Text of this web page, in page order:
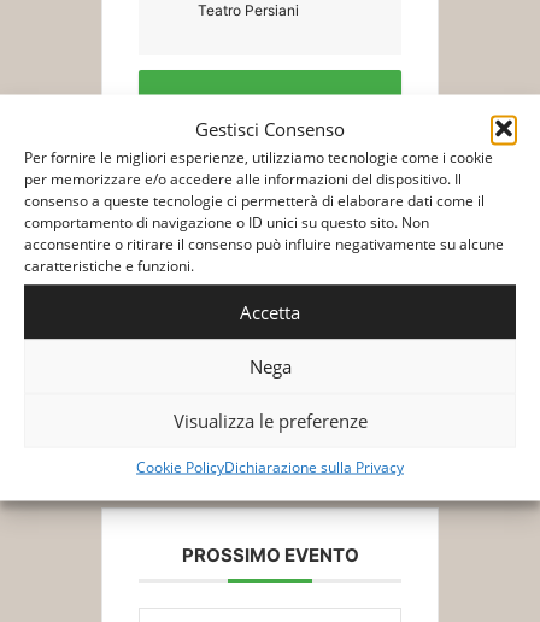
Gestisci Consenso
Per fornire le migliori esperienze, utilizziamo tecnologie come i cookie
per memorizzare e/o accedere alle informazioni del dispositivo. Il
consenso a queste tecnologie ci permetterà di elaborare dati come il
comportamento di navigazione o ID unici su questo sito. Non
acconsentire o ritirare il consenso può influire negativamente su alcune
caratteristiche e funzioni.
Accetta
Nega
Visualizza le preferenze
Cookie PolicyDichiarazione sulla Privacy
Teatro Persiani
Biglietti/Tickets
+ Esporta iCal
PROSSIMO EVENTO